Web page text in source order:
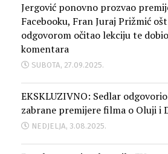
Jergović ponovno prozvao
Facebooku, Fran Juraj Prižmić
odgovorom očitao lekciju te
komentara
SUBOTA, 27.09.2025.
EKSKLUZIVNO: Sedlar
zabrane premijere filma o Oluji i
NEDJELJA, 3.08.2025.